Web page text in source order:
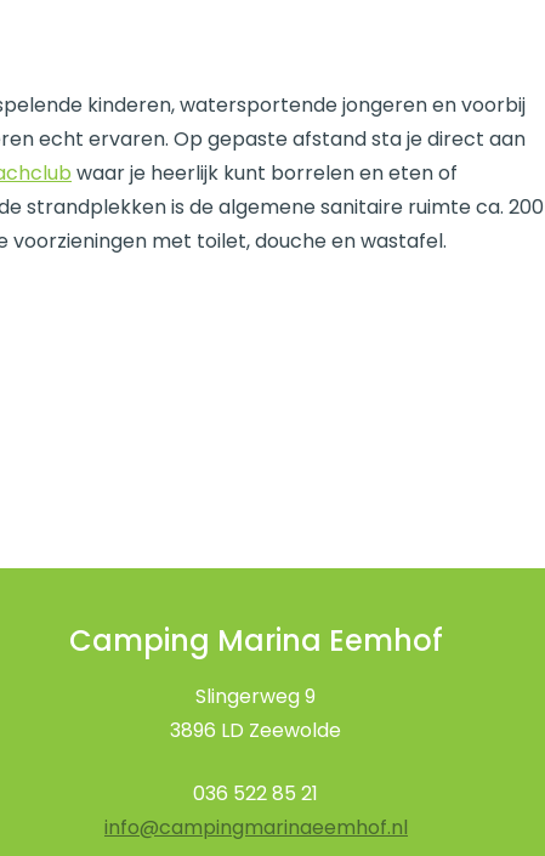
kinderen, watersportende jongeren en voorbij
echt ervaren. Op gepaste afstand sta je direct aan
waar je heerlijk kunt borrelen en eten of
strandplekken is de algemene sanitaire ruimte ca. 200
met toilet, douche en wastafel.
Camping Marina Eemhof
Slingerweg 9
3896 LD Zeewolde
036 522 85 21
info@campingmarinaeemhof.nl